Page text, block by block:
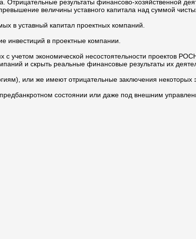
результаты финансово-хозяйственной
величины уставного капитала над суммой
в уставный капитал проектных компаний.
инвестиций в проектные компании.
с учетом экономической несостоятельности проектов
и скрыть реальные финансовые результаты их
или же имеют отрицательные заключения некоторых
состоянии или даже под внешним